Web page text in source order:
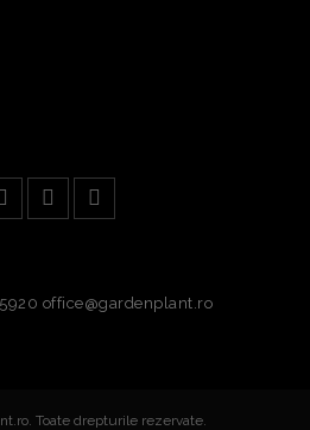
office@gardenplant.ro
Toate drepturile rezervate.